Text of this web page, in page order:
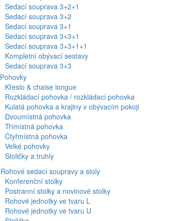
Sedací souprava 3+2+1
Sedací souprava 3+2
Sedací souprava 3+1
Sedací souprava 3+3+1
Sedací souprava 3+3+1+1
Kompletní obývací sestavy
Sedací souprava 3+3
Pohovky
Křeslo & chaise longue
Rozkládací pohovka / rozkládací pohovka
Kulatá pohovka a krajiny v obývacím pokoji
Dvoumístná pohovka
Třímístná pohovka
Čtyřmístná pohovka
Velké pohovky
Stoličky a truhly
Rohové sedací soupravy a stoly
Konferenční stolky
Postranní stolky a novinové stolky
Rohové jednotky ve tvaru L
Rohové jednotky ve tvaru U